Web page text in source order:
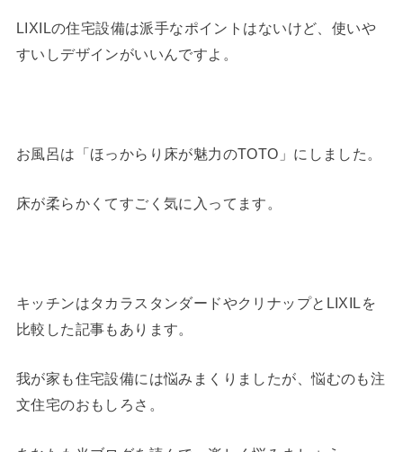
LIXILの住宅設備は派手なポイントはないけど、使いや
すいしデザインがいいんですよ。
お風呂は「ほっからり床が魅力のTOTO」にしました。
床が柔らかくてすごく気に入ってます。
キッチンはタカラスタンダードやクリナップとLIXILを
比較した記事もあります。
我が家も住宅設備には悩みまくりましたが、悩むのも注
文住宅のおもしろさ。